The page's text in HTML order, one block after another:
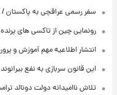
سفر رسمی عراقچی به پاکستان /
رونمایی چین از تاکسی های
انتشار اطلاعیه مهم آموزش و
این قانون سربازی به نفع
تلاش ناامیدانه‌ دولت دونالد